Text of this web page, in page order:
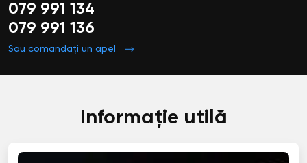
079 991 134
079 991 136
Sau comandați un apel
Informație utilă